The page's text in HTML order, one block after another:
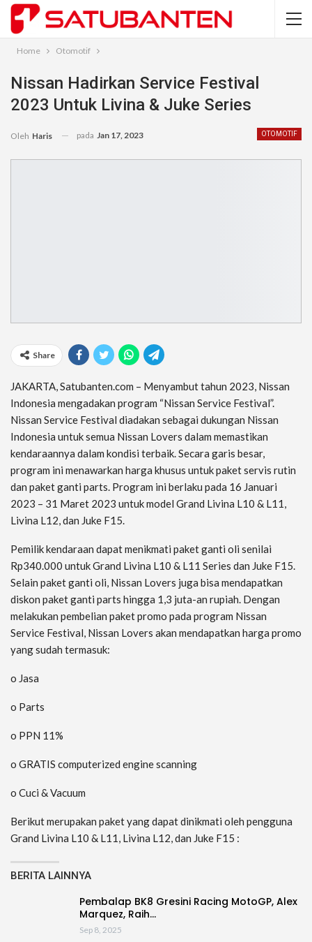
Home Otomotif
Nissan Hadirkan Service Festival
2023 Untuk Livina & Juke Series
OTOMOTIF
Oleh Haris pada Jan 17, 2023
Share
JAKARTA, Satubanten.com – Menyambut tahun 2023, Nissan
Indonesia mengadakan program “Nissan Service Festival”.
Nissan Service Festival diadakan sebagai dukungan Nissan
Indonesia untuk semua Nissan Lovers dalam memastikan
kendaraannya dalam kondisi terbaik. Secara garis besar,
program ini menawarkan harga khusus untuk paket servis rutin
dan paket ganti parts. Program ini berlaku pada 16 Januari
2023 – 31 Maret 2023 untuk model Grand Livina L10 & L11,
Livina L12, dan Juke F15.
Pemilik kendaraan dapat menikmati paket ganti oli senilai
Rp340.000 untuk Grand Livina L10 & L11 Series dan Juke F15.
Selain paket ganti oli, Nissan Lovers juga bisa mendapatkan
diskon paket ganti parts hingga 1,3 juta-an rupiah. Dengan
melakukan pembelian paket promo pada program Nissan
Service Festival, Nissan Lovers akan mendapatkan harga promo
yang sudah termasuk:
o Jasa
o Parts
o PPN 11%
o GRATIS computerized engine scanning
o Cuci & Vacuum
Berikut merupakan paket yang dapat dinikmati oleh pengguna
Grand Livina L10 & L11, Livina L12, dan Juke F15 :
BERITA LAINNYA
Pembalap BK8 Gresini Racing MotoGP, Alex
Marquez, Raih…
Sep 8, 2025